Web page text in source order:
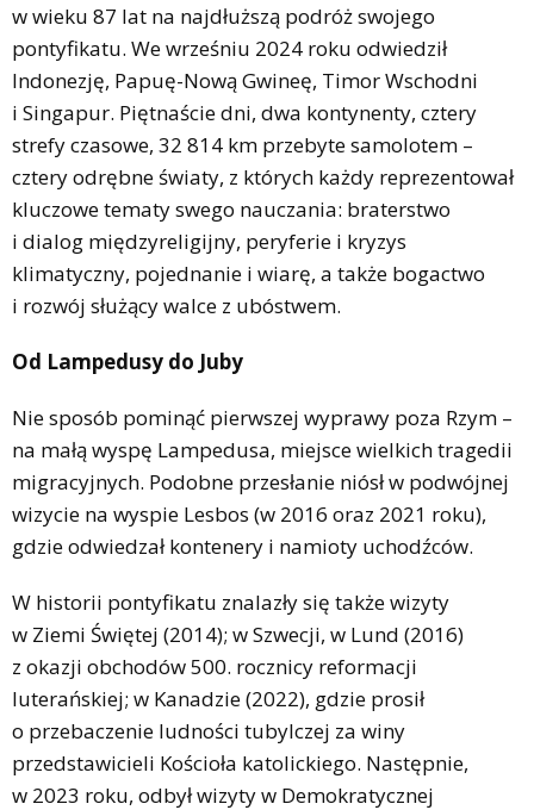
w wieku 87 lat na najdłuższą podróż swojego
pontyfikatu. We wrześniu 2024 roku odwiedził
Indonezję, Papuę-Nową Gwineę, Timor Wschodni
i Singapur. Piętnaście dni, dwa kontynenty, cztery
strefy czasowe, 32 814 km przebyte samolotem –
cztery odrębne światy, z których każdy reprezentował
kluczowe tematy swego nauczania: braterstwo
i dialog międzyreligijny, peryferie i kryzys
klimatyczny, pojednanie i wiarę, a także bogactwo
i rozwój służący walce z ubóstwem.
Od Lampedusy do Juby
Nie sposób pominąć pierwszej wyprawy poza Rzym –
na małą wyspę Lampedusa, miejsce wielkich tragedii
migracyjnych. Podobne przesłanie niósł w podwójnej
wizycie na wyspie Lesbos (w 2016 oraz 2021 roku),
gdzie odwiedzał kontenery i namioty uchodźców.
W historii pontyfikatu znalazły się także wizyty
w Ziemi Świętej (2014); w Szwecji, w Lund (2016)
z okazji obchodów 500. rocznicy reformacji
luterańskiej; w Kanadzie (2022), gdzie prosił
o przebaczenie ludności tubylczej za winy
przedstawicieli Kościoła katolickiego. Następnie,
w 2023 roku, odbył wizyty w Demokratycznej